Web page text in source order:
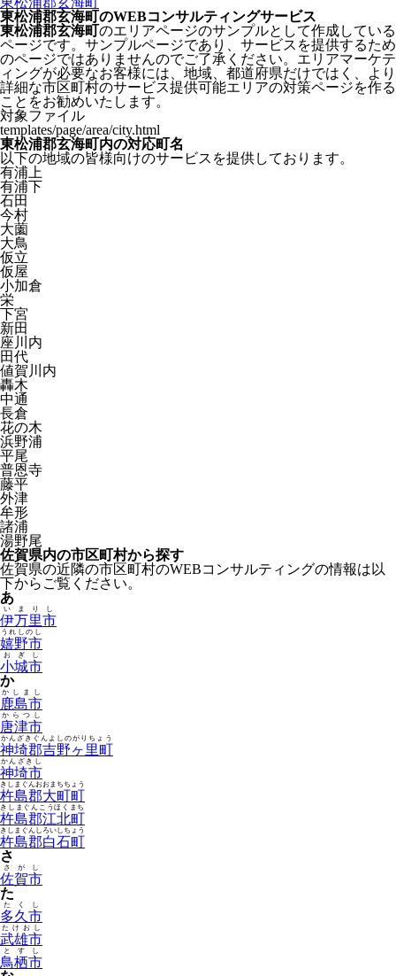
東松浦郡玄海町のWEBコンサルティングサービス
東松浦郡玄海町のエリアページのサンプルとして作成している
ページです。サンプルページであり、サービスを提供するため
のページではありませんのでご了承ください。エリアマーケテ
ィングが必要なお客様には、地域、都道府県だけではく、より
詳細な市区町村のサービス提供可能エリアの対策ページを作る
ことをお勧めいたします。
対象ファイル
templates/page/area/city.html
東松浦郡玄海町内の対応町名
以下の地域の皆様向けのサービスを提供しております。
有浦上
有浦下
石田
今村
大薗
大鳥
仮立
仮屋
小加倉
栄
下宮
新田
座川内
田代
値賀川内
轟木
中通
長倉
花の木
浜野浦
平尾
普恩寺
藤平
外津
牟形
諸浦
湯野尾
佐賀県内の市区町村から探す
佐賀県の近隣の市区町村のWEBコンサルティングの情報は以
下からご覧ください。
あ
伊万里市
いまりし
嬉野市
うれしのし
小城市
おぎし
か
鹿島市
かしまし
唐津市
からつし
神埼郡吉野ヶ里町
かんざきぐんよしのがりちょう
神埼市
かんざきし
杵島郡大町町
きしまぐんおおまちちょう
杵島郡江北町
きしまぐんこうほくまち
杵島郡白石町
きしまぐんしろいしちょう
さ
佐賀市
さがし
た
多久市
たくし
武雄市
たけおし
鳥栖市
とすし